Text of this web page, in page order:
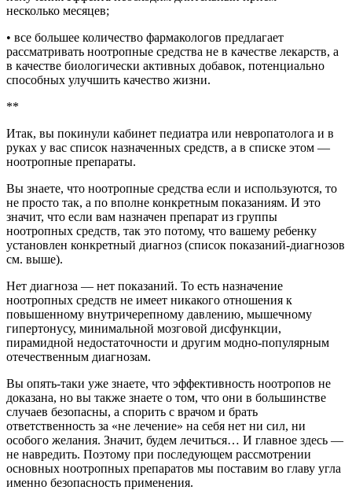
несколько месяцев;
• все большее количество фармакологов предлагает
рассматривать ноотропные средства не в качестве лекарств, а
в качестве биологически активных добавок, потенциально
способных улучшить качество жизни.
**
Итак, вы покинули кабинет педиатра или невропатолога и в
руках у вас список назначенных средств, а в списке этом —
ноотропные препараты.
Вы знаете, что ноотропные средства если и используются, то
не просто так, а по вполне конкретным показаниям. И это
значит, что если вам назначен препарат из группы
ноотропных средств, так это потому, что вашему ребенку
установлен конкретный диагноз (список показаний-диагнозов
см. выше).
Нет диагноза — нет показаний. То есть назначение
ноотропных средств не имеет никакого отношения к
повышенному внутричерепному давлению, мышечному
гипертонусу, минимальной мозговой дисфункции,
пирамидной недостаточности и другим модно-популярным
отечественным диагнозам.
Вы опять-таки уже знаете, что эффективность ноотропов не
доказана, но вы также знаете о том, что они в большинстве
случаев безопасны, а спорить с врачом и брать
ответственность за «не лечение» на себя нет ни сил, ни
особого желания. Значит, будем лечиться… И главное здесь —
не навредить. Поэтому при последующем рассмотрении
основных ноотропных препаратов мы поставим во главу угла
именно безопасность применения.